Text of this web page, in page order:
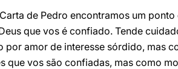
de Pedro encontramos um
que vos é confiado. Tende
por amor de interesse sórdido, mas
que vos são confiadas, mas como